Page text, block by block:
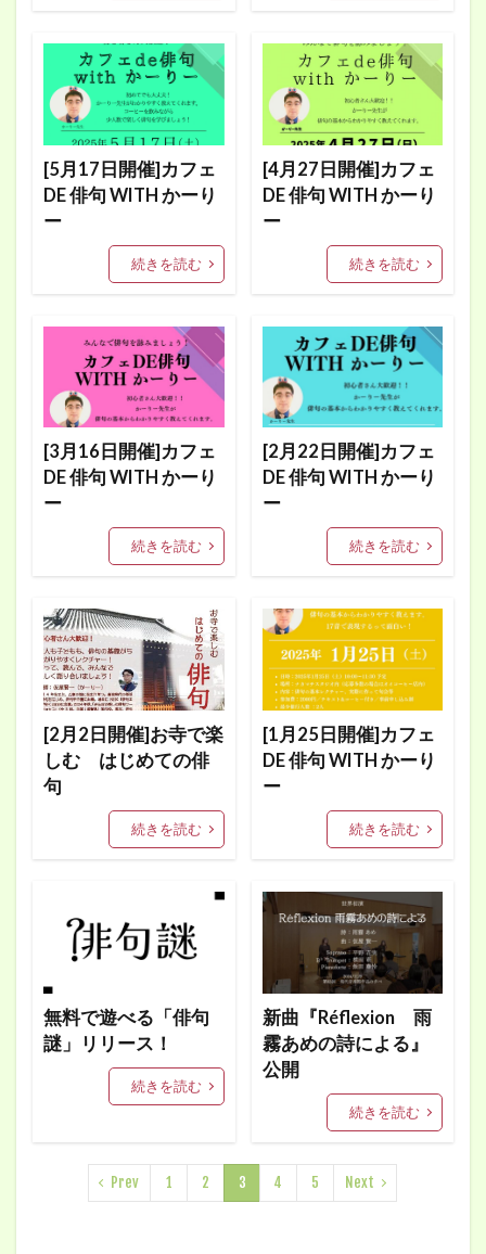
[5月17日開催]カフェ
DE 俳句 WITH かーり
ー
続きを読む
[4月27日開催]カフェ
DE 俳句 WITH かーり
ー
続きを読む
[3月16日開催]カフェ
DE 俳句 WITH かーり
ー
続きを読む
[2月22日開催]カフェ
DE 俳句 WITH かーり
ー
続きを読む
[2月2日開催]お寺で楽
しむ はじめての俳
句
続きを読む
[1月25日開催]カフェ
DE 俳句 WITH かーり
ー
続きを読む
無料で遊べる「俳句
謎」リリース！
続きを読む
新曲『Réflexion 雨
霧あめの詩による』
公開
続きを読む
Prev 1 2 3 4 5 Next